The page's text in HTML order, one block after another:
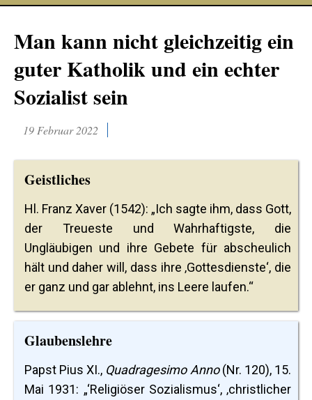
Man kann nicht gleichzeitig ein
guter Katholik und ein echter
Sozialist sein
19 Februar 2022
Geistliches
Hl. Franz Xaver (1542): „Ich sagte ihm, dass Gott,
der Treueste und Wahrhaftigste, die
Ungläubigen und ihre Gebete für abscheulich
hält und daher will, dass ihre ‚Gottesdienste‘, die
er ganz und gar ablehnt, ins Leere laufen.“
Glaubenslehre
Papst Pius XI., Quadragesimo Anno(Nr. 120), 15.
Mai 1931: „‘Religiöser Sozialismus‘, ‚christlicher